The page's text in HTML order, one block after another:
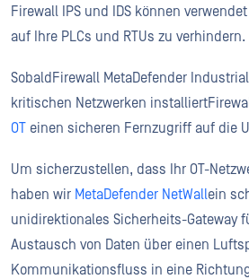
Firewall IPS und IDS können
auf Ihre PLCs und RTUs zu verhindern.
SobaldFirewall MetaDefender
kritischen Netzwerken
OT einen sicheren Fernzugriff auf die
Um sicherzustellen, dass Ihr OT-
haben wir MetaDefender NetWallein
unidirektionales Sicherheits-Gateway
Austausch von Daten über einen
Kommunikationsfluss in eine